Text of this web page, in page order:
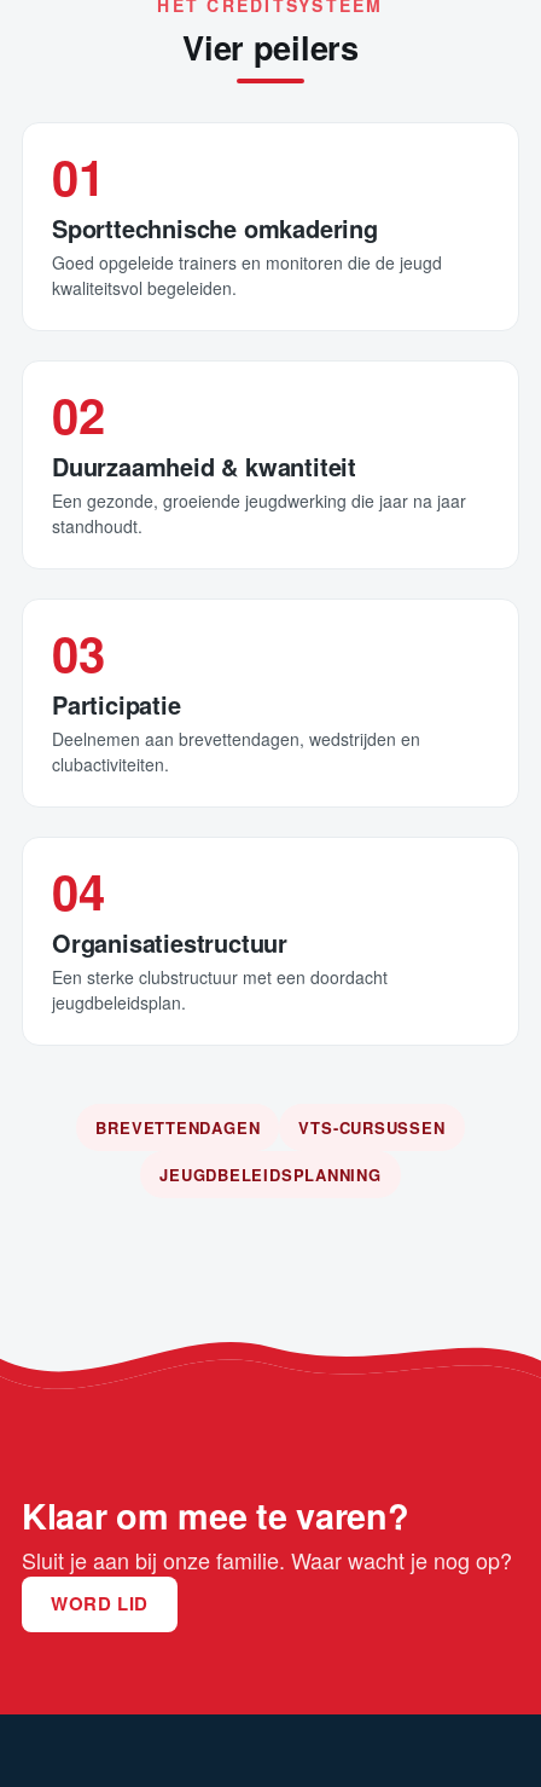
Vier peilers
01
Sporttechnische omkadering
Goed opgeleide trainers en monitoren die de jeugd
kwaliteitsvol begeleiden.
02
Duurzaamheid & kwantiteit
Een gezonde, groeiende jeugdwerking die jaar na jaar
standhoudt.
03
Participatie
Deelnemen aan brevettendagen, wedstrijden en
clubactiviteiten.
04
Organisatiestructuur
Een sterke clubstructuur met een doordacht
jeugdbeleidsplan.
BREVETTENDAGEN VTS-CURSUSSEN
JEUGDBELEIDSPLANNING
Klaar om mee te varen?
Sluit je aan bij onze familie. Waar wacht je nog op?
WORD LID